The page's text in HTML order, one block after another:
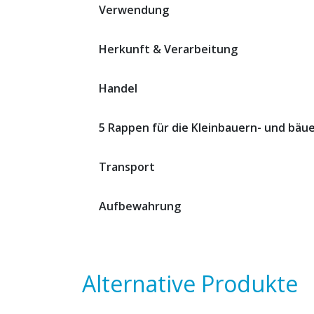
Verwendung
Herkunft & Verarbeitung
Handel
5 Rappen für die Kleinbauern- und
Transport
Aufbewahrung
Alternative Produkte